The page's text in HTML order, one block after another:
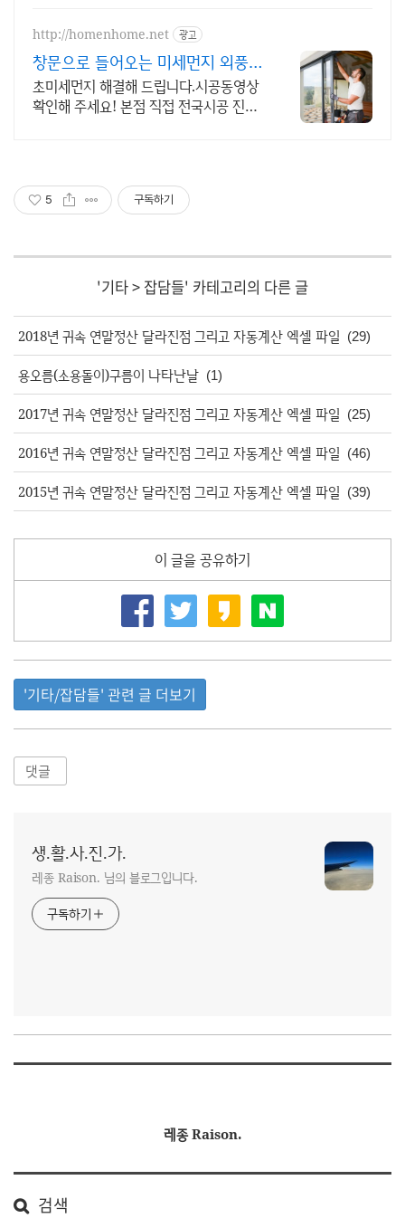
http://homenhome.net 광고
창문으로 들어오는 미세먼지 외풍
차단 시공 전문 홈앤홈
초미세먼지 해결해 드립니다.시공동영상
확인해 주세요! 본점 직접 전국시공 진짜
5 구독하기
'기타> 잡담들' 카테고리의 다른 글
2018년 귀속 연말정산 달라진점 그리고 자동계산 엑셀 파일 (29)
용오름(소용돌이)구름이 나타난날 (1)
2017년 귀속 연말정산 달라진점 그리고 자동계산 엑셀 파일 (25)
2016년 귀속 연말정산 달라진점 그리고 자동계산 엑셀 파일 (46)
2015년 귀속 연말정산 달라진점 그리고 자동계산 엑셀 파일 (39)
이 글을 공유하기
'기타/잡담들' 관련 글 더보기
댓글
생.활.사.진.가.
레종 Raison. 님의 블로그입니다.
구독하기
레종 Raison.
검색